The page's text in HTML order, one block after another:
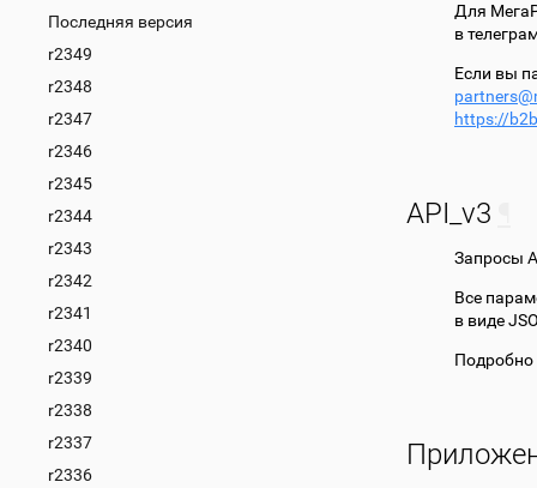
Последняя версия
r2349
r2348
r2347
r2346
r2345
r2344
r2343
r2342
r2341
r2340
r2339
r2338
r2337
r2336
Для
в
Если вы
partners@
https://
API_v3
Запросы
Все
в виде
Подробно